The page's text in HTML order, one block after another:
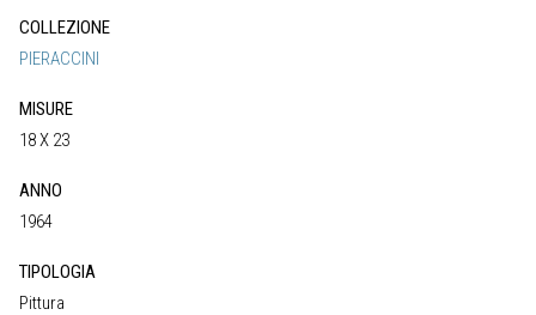
COLLEZIONE
PIERACCINI
MISURE
18 X 23
ANNO
1964
TIPOLOGIA
Pittura